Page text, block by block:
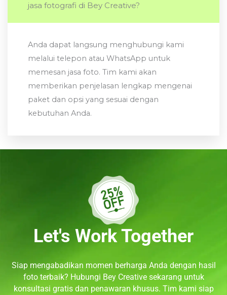
jasa fotografi di Bey Creative?
Anda dapat langsung menghubungi kami
melalui telepon atau WhatsApp untuk
memesan jasa foto. Tim kami akan
memberikan penjelasan lengkap mengenai
paket dan opsi yang sesuai dengan
kebutuhan Anda.
Let's Work Together
Siap mengabadikan momen berharga Anda dengan hasil
foto terbaik? Hubungi Bey Creative sekarang untuk
konsultasi gratis dan penawaran khusus. Tim kami siap